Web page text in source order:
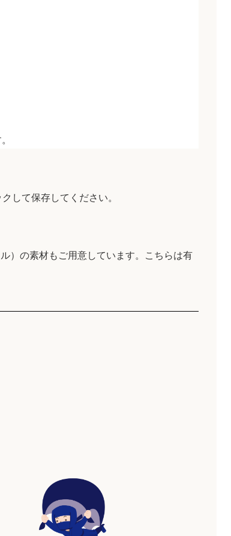
して保存してください。
）の素材もご用意しています。こちらは有